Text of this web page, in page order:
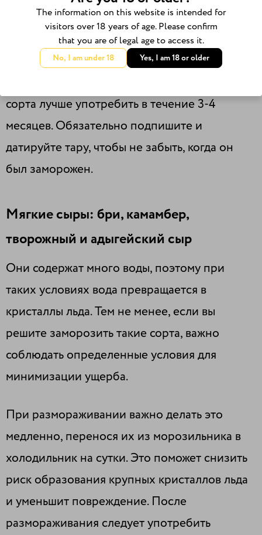
с воздухом и запахами других продуктов.
Твёрдые виды хорошо сохраняются в таком
сорта лучше употребить в течение 3-4
месяцев. Обязательно подпишите и
датируйте тару, чтобы не забыть, когда он
был заморожен.
Мягкие сыры: бри, камамбер,
творожный и адыгейский сыр
Они содержат много воды, поэтому при
таких условиях вода превращается в
кристаллы льда. Тем не менее, если вы
решите заморозить такие сорта, важно
соблюдать определенные условия для
минимизации ущерба.
При размораживании важно делать это
медленно, перенося их из морозильника в
холодильник на сутки. Это поможет снизить
риск образования крупных кристаллов льда
и уменьшит повреждение. После
размораживания следует употребить
The information on this website is intended for
visitors over 18 years of age. Please confirm
that you are of legal age to access it.
No, I am under 18 Yes, I am 18 or older